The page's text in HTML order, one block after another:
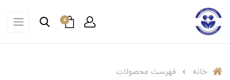
0
خانه فهرست محصولات